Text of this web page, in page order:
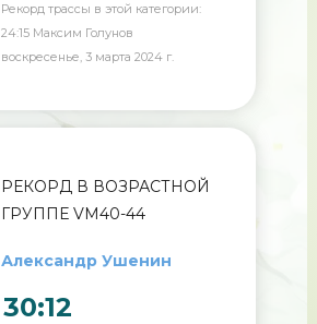
Рекорд трассы в этой категории:
24:15 Максим Голунов
воскресенье, 3 марта 2024 г.
РЕКОРД В ВОЗРАСТНОЙ
ГРУППЕ VM40-44
Александр Ушенин
30:12